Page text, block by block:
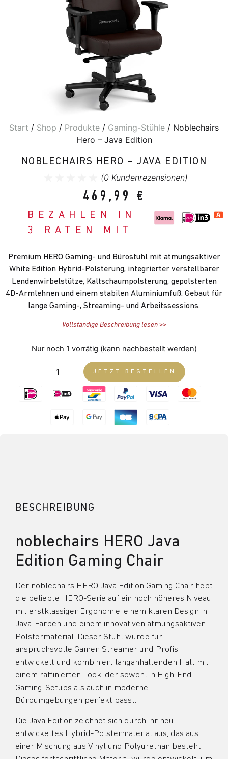
Start / Shop / Produkte / Gaming-Stühle / Noblechairs
Hero – Java Edition
NOBLECHAIRS HERO – JAVA EDITION
(0Kundenrezensionen)
469,99 €
BEZAHLEN IN
3 RATEN MIT
Premium HERO Gaming- und Bürostuhl mit atmungsaktiver
White Edition Hybrid-Polsterung, integrierter verstellbarer
Lendenwirbelstütze, Kaltschaumpolsterung, gepolsterten
4D-Armlehnen und einem stabilen Aluminiumfuß. Gebaut für
lange Gaming-, Streaming- und Arbeitssessions.
Vollständige Beschreibung lesen >>
Nur noch 1 vorrätig (kann nachbestellt werden)
JETZT BESTELLEN
BESCHREIBUNG
noblechairs HERO Java
Edition Gaming Chair
Der noblechairs HERO Java Edition Gaming Chair hebt
die beliebte HERO-Serie auf ein noch höheres Niveau
mit erstklassiger Ergonomie, einem klaren Design in
Java-Farben und einem innovativen atmungsaktiven
Polstermaterial. Dieser Stuhl wurde für
anspruchsvolle Gamer, Streamer und Profis
entwickelt und kombiniert langanhaltenden Halt mit
einem raffinierten Look, der sowohl in High-End-
Gaming-Setups als auch in moderne
Büroumgebungen perfekt passt.
Die Java Edition zeichnet sich durch ihr neu
entwickeltes Hybrid-Polstermaterial aus, das aus
einer Mischung aus Vinyl und Polyurethan besteht.